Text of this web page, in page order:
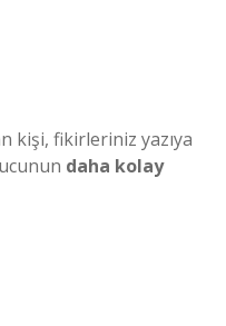
kişi, fikirleriniz yazıya
daha kolay